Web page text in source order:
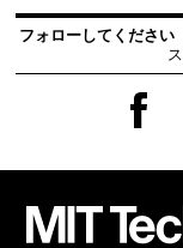
フォローしてください